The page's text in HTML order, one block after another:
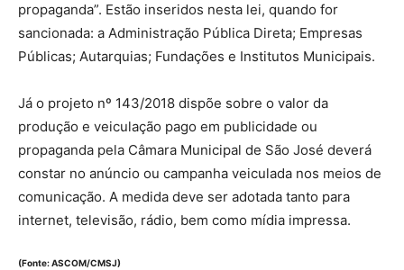
propaganda”. Estão inseridos nesta lei, quando for
sancionada: a Administração Pública Direta; Empresas
Públicas; Autarquias; Fundações e Institutos Municipais.
Já o projeto nº 143/2018 dispõe sobre o valor da
produção e veiculação pago em publicidade ou
propaganda pela Câmara Municipal de São José deverá
constar no anúncio ou campanha veiculada nos meios de
comunicação. A medida deve ser adotada tanto para
internet, televisão, rádio, bem como mídia impressa.
(Fonte: ASCOM/CMSJ)